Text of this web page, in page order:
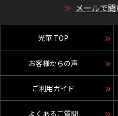
メールで
光華 TOP
お客様からの声
ご利用ガイド
よくあるご質問